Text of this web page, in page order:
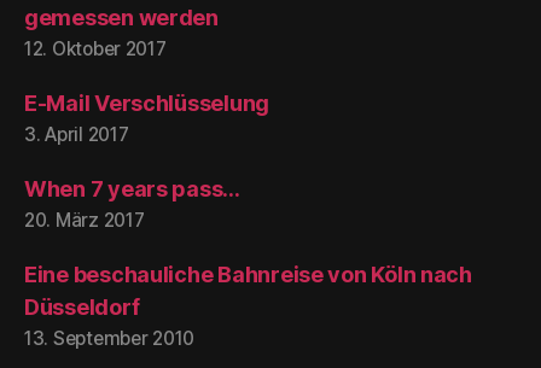
gemessen werden
12. Oktober 2017
E-Mail Verschlüsselung
3. April 2017
When 7 years pass…
20. März 2017
Eine beschauliche Bahnreise von Köln nach
Düsseldorf
13. September 2010